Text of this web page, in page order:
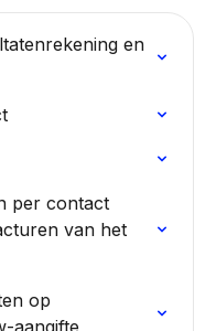
en
per contact
van het
op